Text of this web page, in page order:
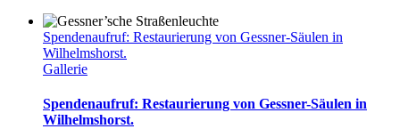
Spendenaufruf: Restaurierung von Gessner-Säulen in
Wilhelmshorst.
Gallerie
Spendenaufruf: Restaurierung von Gessner-Säulen in
Wilhelmshorst.